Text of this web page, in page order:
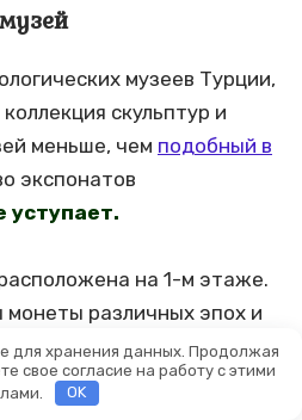
музеев Турции,
скульптур и
меньше, чем подобный в
экспонатов
уступает.
на 1-м этаже.
различных эпох и
раннехристианских
для хранения данных. Продолжая
свое согласие на работу с этими
OK